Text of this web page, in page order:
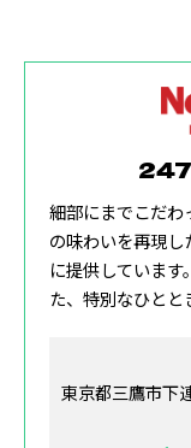
細部にまでこだわ
の味わいを再現
に提供しています
た、特別なひとと
東京都三鷹市下